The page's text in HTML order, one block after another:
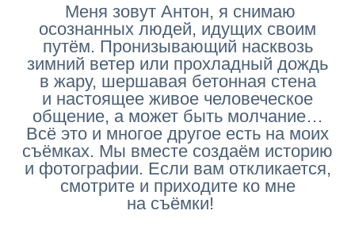
Меня зовут Антон, я снимаю
осознанных людей, идущих своим
путём. Пронизывающий насквозь
зимний ветер или прохладный дождь
в жару, шершавая бетонная стена
и настоящее живое человеческое
общение, а может быть молчание…
Всё это и многое другое есть на моих
съёмках. Мы вместе создаём историю
и фотографии. Если вам откликается,
смотрите и приходите ко мне
на съёмки!